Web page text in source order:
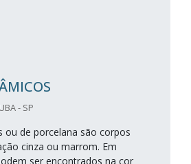
- SP
ou de porcelana são corpos
cinza ou marrom. Em
ser encontrados na cor